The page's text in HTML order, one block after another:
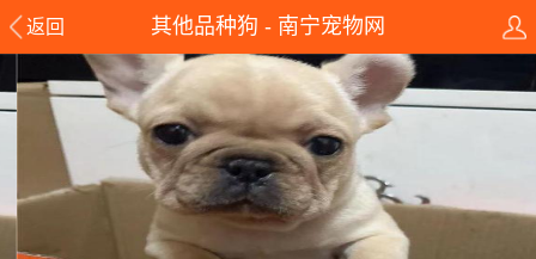
返回 其他品种狗 - 南宁宠物网